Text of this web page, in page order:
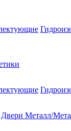
Двери Металл/